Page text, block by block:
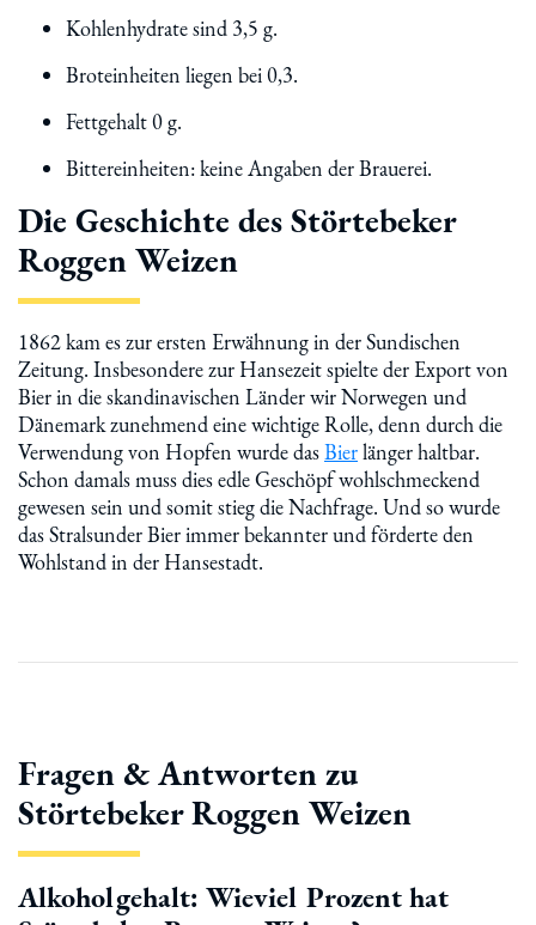
Kohlenhydrate sind 3,5 g.
Broteinheiten liegen bei 0,3.
Fettgehalt 0 g.
Bittereinheiten: keine Angaben der Brauerei.
Die Geschichte des Störtebeker
Roggen Weizen
1862 kam es zur ersten Erwähnung in der Sundischen
Zeitung. Insbesondere zur Hansezeit spielte der Export von
Bier in die skandinavischen Länder wir Norwegen und
Dänemark zunehmend eine wichtige Rolle, denn durch die
Verwendung von Hopfen wurde dasBierlänger haltbar.
Schon damals muss dies edle Geschöpf wohlschmeckend
gewesen sein und somit stieg die Nachfrage. Und so wurde
das Stralsunder Bier immer bekannter und förderte den
Wohlstand in der Hansestadt.
Fragen & Antworten zu
Störtebeker Roggen Weizen
Alkoholgehalt: Wieviel Prozent hat